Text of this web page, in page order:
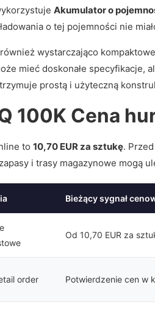
Akumulator o
o tej pojemności nie
wystarczająco
mieć doskonałe specyfikacje,
prostą i użyteczną
100K Cena
to 10,70 EUR za sztukę.
i trasy magazynowe mogą
Bieżący sygnał
Od 10,70 EUR za
order Potwierdzenie cen w